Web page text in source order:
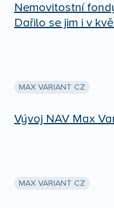
Nemovitostní
Dařilo se jim i v
MAX VARIANT CZ
Vývoj NAV Max
MAX VARIANT CZ